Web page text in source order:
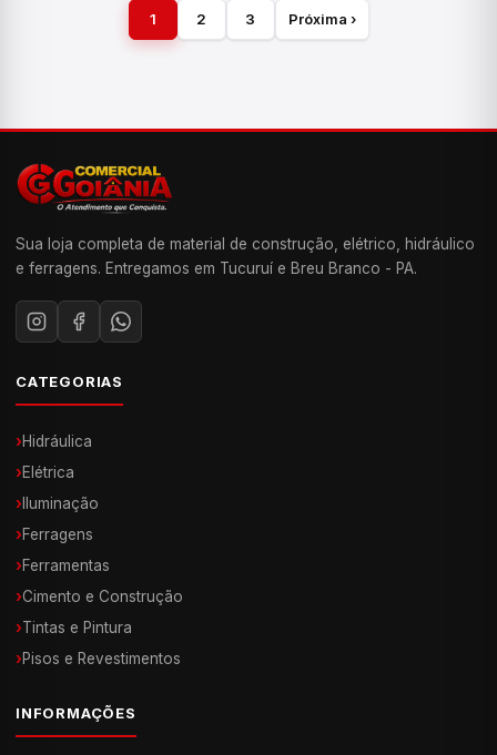
1 2 3 Próxima ›
Sua loja completa de material de construção, elétrico, hidráulico
e ferragens. Entregamos em Tucuruí e Breu Branco - PA.
CATEGORIAS
›Hidráulica
›Elétrica
› Iluminação
›Ferragens
›Ferramentas
›Cimento e Construção
›Tintas e Pintura
›Pisos e Revestimentos
INFORMAÇÕES